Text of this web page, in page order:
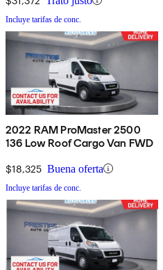
Incluye tarifas de conc.
2022 RAM ProMaster 2500
136 Low Roof Cargo Van FWD
$18,325 Buena oferta
Incluye tarifas de conc.